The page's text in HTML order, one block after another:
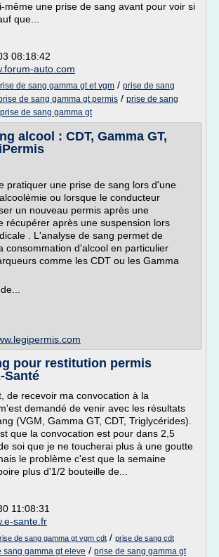
même une prise de sang avant pour voir si
que...
08:18:42
auto.com
de sang gamma gt et vgm / prise de sang
de sang gamma gt permis / prise de sang
prise de sang gamma gt
alcool : CDT, Gamma GT,
pratiquer une prise de sang lors d'une
ou lorsque le conducteur
un nouveau permis après une
récupérer après une suspension lors
. L'analyse de sang permet de
consommation d'alcool en particulier
comme les CDT ou les Gamma
pour restitution permis
Santé
de recevoir ma convocation à la
demandé de venir avec les résultats
(VGM, Gamma GT, CDT, Triglycérides).
que la convocation est pour dans 2,5
soi que je ne toucherai plus à une goutte
le problème c'est que la semaine
plus d'1/2 bouteille de...
11:08:31
sante.fr
de sang gamma gt vgm cdt / prise de sang cdt
sang gamma gt eleve / prise de sang gamma gt